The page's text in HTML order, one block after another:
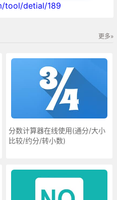
tool/detial/189
更多»
分数计算器在线使用(通分/大小
比较/约分/转小数)